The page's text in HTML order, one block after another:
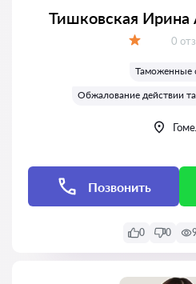
Тишковская Ирина
0
Таможенные
Обжалование действии
Позвонить
0 0